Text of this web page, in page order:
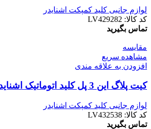
لوازم جانبی کلید کمپکت اشنایدر
کد کالا: LV429282
تماس بگیرید
مقایسه
مشاهده سریع
افزودن به علاقه مندی
کيت پلاگ اين 3 پل کلید اتوماتیک اشنایدر الکتریک سری NSX400-630
لوازم جانبی کلید کمپکت اشنایدر
کد کالا: LV432538
تماس بگیرید